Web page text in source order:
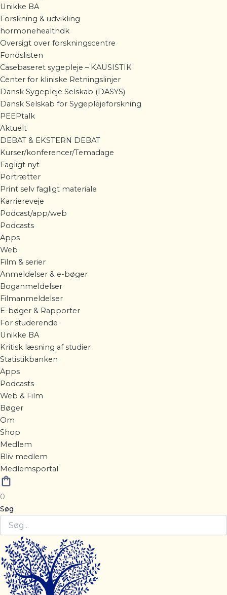
Unikke BA
Forskning & udvikling
hormonehealthdk
Oversigt over forskningscentre
Fondslisten
Casebaseret sygepleje – KAUSISTIK
Center for kliniske Retningslinjer
Dansk Sygepleje Selskab (DASYS)
Dansk Selskab for Sygeplejeforskning
PEEPtalk
Aktuelt
DEBAT & EKSTERN DEBAT
Kurser/konferencer/Temadage
Fagligt nyt
Portrætter
Print selv fagligt materiale
Karriereveje
Podcast/app/web
Podcasts
Apps
Web
Film & serier
Anmeldelser & e-bøger
Boganmeldelser
Filmanmeldelser
E-bøger & Rapporter
For studerende
Unikke BA
Kritisk læsning af studier
Statistikbanken
Apps
Podcasts
Web & Film
Bøger
Om
Shop
Medlem
Bliv medlem
Medlemsportal
0
Søg